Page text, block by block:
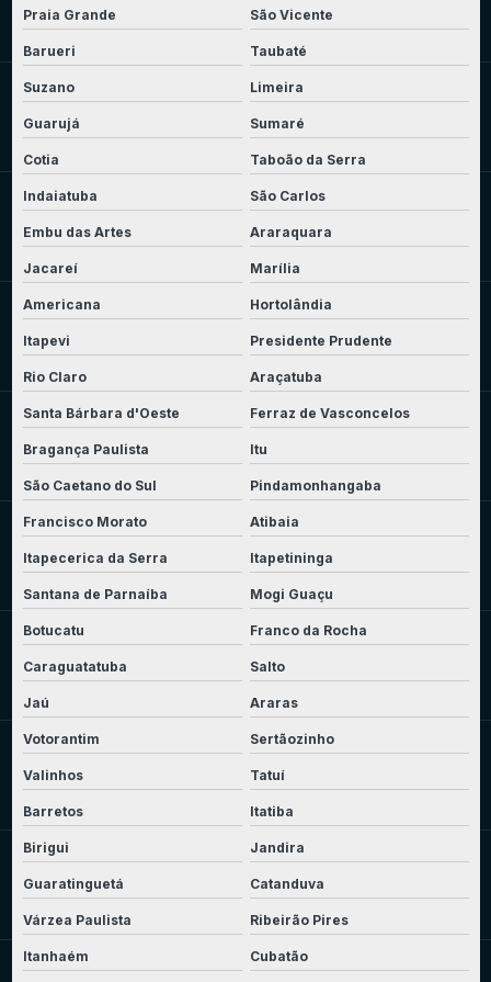
Praia Grande São Vicente
Barueri Taubaté
Suzano Limeira
Guarujá Sumaré
Cotia Taboão da Serra
Indaiatuba São Carlos
Embu das Artes Araraquara
Jacareí Marília
Americana Hortolândia
Itapevi Presidente Prudente
Rio Claro Araçatuba
Santa Bárbara d'Oeste Ferraz de Vasconcelos
Bragança Paulista Itu
São Caetano do Sul Pindamonhangaba
Francisco Morato Atibaia
Itapecerica da Serra Itapetininga
Santana de Parnaíba Mogi Guaçu
Botucatu Franco da Rocha
Caraguatatuba Salto
Jaú Araras
Votorantim Sertãozinho
Valinhos Tatuí
Barretos Itatiba
Birigui Jandira
Guaratinguetá Catanduva
Várzea Paulista Ribeirão Pires
Itanhaém Cubatão